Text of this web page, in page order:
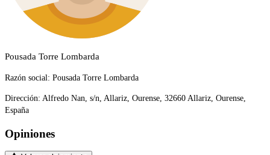
Pousada Torre Lombarda
Razón social: Pousada Torre Lombarda
Dirección: Alfredo Nan, s/n, Allariz, Ourense, 32660 Allariz, Ourense,
España
Opiniones